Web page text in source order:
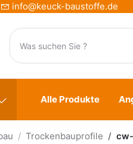
info@keuck-baustoffe.de
Alle Produkte
Trockenbauprofile